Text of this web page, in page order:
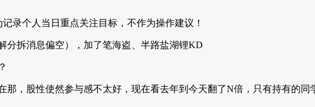
录个人当日重点关注目标，不作为操作建议！
分拆消息偏空），加了笔海盗、半路盐湖锂KD
那，股性使然参与感不太好，现在看去年到今天翻了N倍，只有持有的同